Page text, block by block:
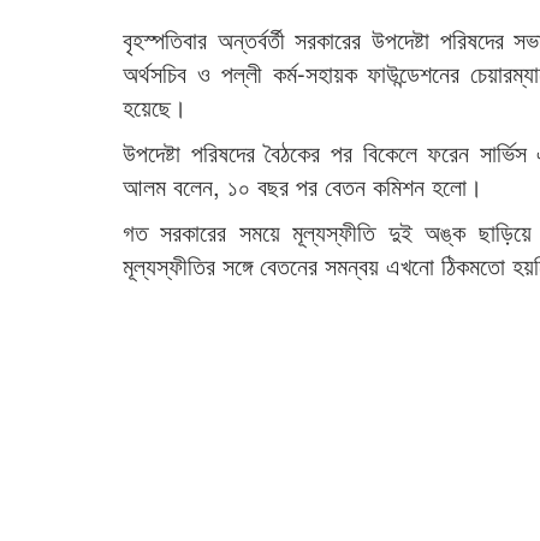
বৃহস্পতিবার অন্তর্বর্তী সরকারের উপদেষ্টা
অর্থসচিব ও পল্লী কর্ম-সহায়ক ফাউন্ডেশনের
হয়েছে।
উপদেষ্টা পরিষদের বৈঠকের পর বিকেলে ফরেন
আলম বলেন, ১০ বছর পর বেতন কমিশন হলো।
গত সরকারের সময়ে মূল্যস্ফীতি দুই অঙ্ক
মূল্যস্ফীতির সঙ্গে বেতনের সমন্বয় এখনো ঠিকমতো